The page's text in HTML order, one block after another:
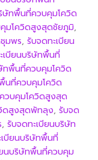
ษัทพื้นที่ควบคุมโควิด
มโควิดสูงสุดชัยภูมิ,
มพร, รับจดทะเบียน
เบียนบริษัทพื้นที่
ทพื้นที่ควบคุมโควิด
นที่ควบคุมโควิด
วบคุมโควิดสูงสุด
ดสูงสุดพัทลุง, รับจด
, รับจดทะเบียนบริษัท
เบียนบริษัทพื้นที่
นบริษัทพื้นที่ควบคุม